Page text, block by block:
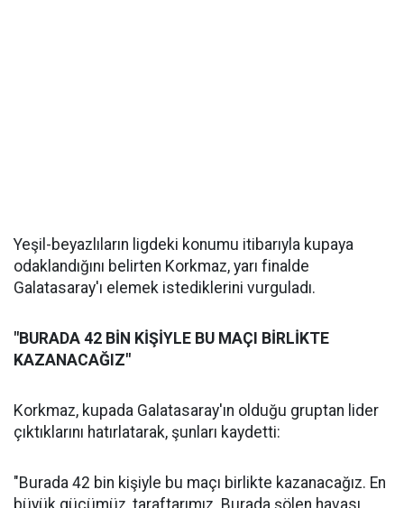
Yeşil-beyazlıların ligdeki konumu itibarıyla kupaya
odaklandığını belirten Korkmaz, yarı finalde
Galatasaray'ı elemek istediklerini vurguladı.
"BURADA 42 BİN KİŞİYLE BU MAÇI BİRLİKTE
KAZANACAĞIZ"
Korkmaz, kupada Galatasaray'ın olduğu gruptan lider
çıktıklarını hatırlatarak, şunları kaydetti:
"Burada 42 bin kişiyle bu maçı birlikte kazanacağız. En